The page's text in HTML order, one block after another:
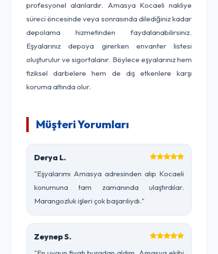
profesyonel alanlardır. Amasya Kocaeli nakliye
süreci öncesinde veya sonrasında dilediğiniz kadar
depolama hizmetinden faydalanabilirsiniz.
Eşyalarınız depoya girerken envanter listesi
oluşturulur ve sigortalanır. Böylece eşyalarınız hem
fiziksel darbelere hem de dış etkenlere karşı
koruma altında olur.
Müşteri Yorumları
Derya L.
"Eşyalarımı Amasya adresinden alıp Kocaeli
konumuna tam zamanında ulaştırdılar.
Marangozluk işleri çok başarılıydı."
Zeynep S.